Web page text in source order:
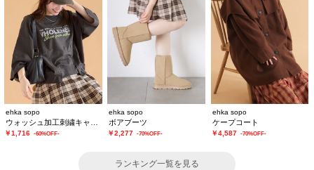
ehka sopo
￥1,716 -60%OFF-
ehka sopo
ボアブーツ
￥2,277 -70%OFF-
ehka sopo
ケープコート
￥4,587 -70%OFF-
ランキング一覧を見る